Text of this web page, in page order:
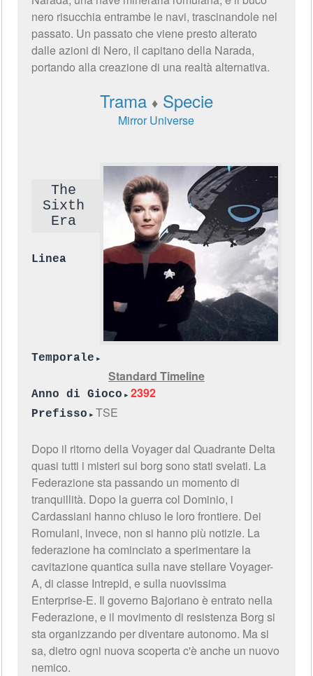
nero risucchia entrambe le navi, trascinandole nel
passato. Un passato che viene presto alterato
dalle azioni di Nero, il capitano della Narada,
portando alla creazione di una realtà alternativa.
Trama ♦ Specie
Mirror Universe
The
Sixth
Era
Linea
Temporale
Standard Timeline
Anno di Gioco 2392
Prefisso TSE
Dopo il ritorno della Voyager dal Quadrante Delta
quasi tutti i misteri sui borg sono stati svelati. La
Federazione sta passando un momento di
tranquillità. Dopo la guerra col Dominio, i
Cardassiani hanno chiuso le loro frontiere. Dei
Romulani, invece, non si hanno più notizie. La
federazione ha cominciato a sperimentare la
cavitazione quantica sulla nave stellare Voyager-
A, di classe Intrepid, e sulla nuovissima
Enterprise-E. Il governo Bajoriano è entrato nella
Federazione, e il movimento di resistenza Borg si
sta organizzando per diventare autonomo. Ma si
sa, dietro ogni nuova scoperta c'è anche un nuovo
nemico.